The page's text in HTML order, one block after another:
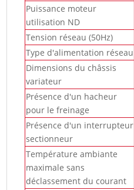
Puissance moteur
utilisation ND
Tension réseau (50Hz)
Type d'alimentation réseau
Dimensions du châssis
variateur
Présence d'un hacheur
pour le freinage
Présence d'un interrupteur
sectionneur
Température ambiante
maximale sans
déclassement du courant